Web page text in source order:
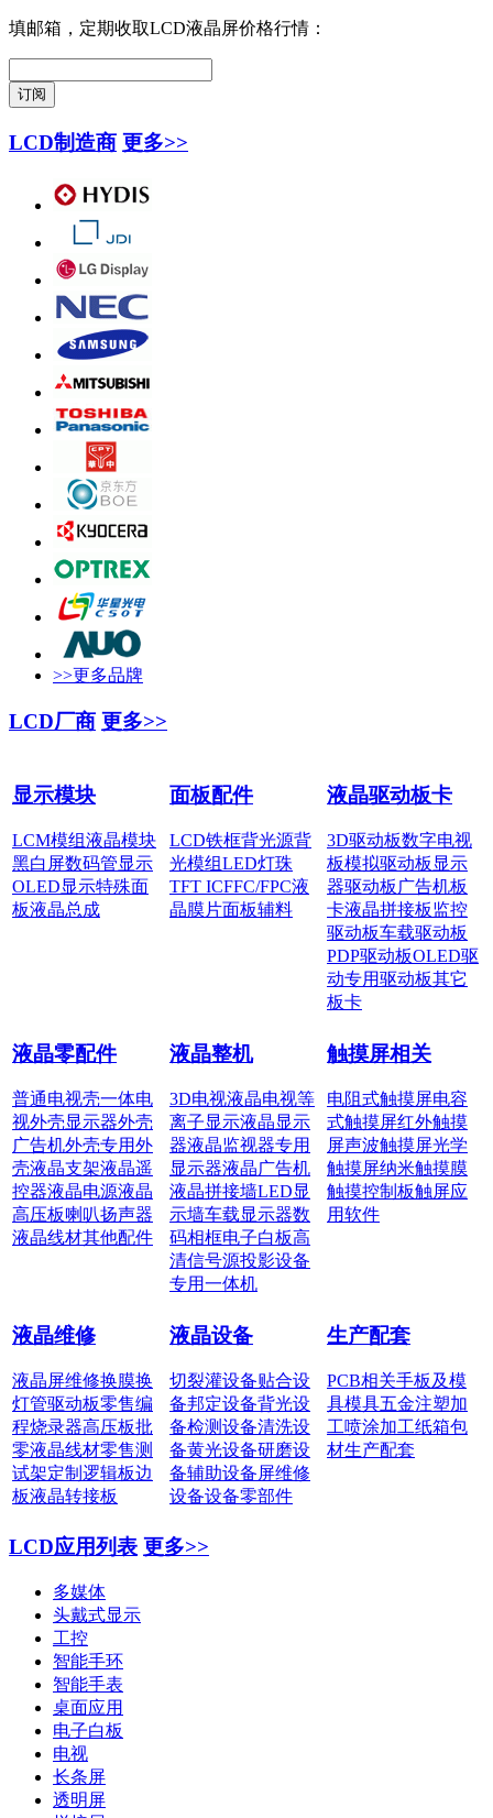
填邮箱，定期收取LCD液晶屏价格行情：
LCD制造商 更多>>
>>更多品牌
LCD厂商 更多>>
显示模块
LCM模组液晶模块
黑白屏数码管显示
OLED显示特殊面
板液晶总成
面板配件
LCD铁框背光源背
光模组LED灯珠
TFT ICFFC/FPC液
晶膜片面板辅料
液晶驱动板卡
3D驱动板数字电视
板模拟驱动板 显示
器驱动板广告机板
卡液晶拼接板监控
驱动板车载驱动板
PDP驱动板OLED驱
动专用驱动板其它
板卡
液晶零配件
普通电视壳一体电
视外壳显示器外壳
广告机外壳专用外
壳液晶支架液晶遥
控器液晶电源液晶
高压板喇叭扬声器
液晶线材其他配件
液晶整机
3D电视液晶电视等
离子显示液晶显示
器液晶监视器专用
显示器液晶广告机
液晶拼接墙LED显
示墙车载显示器数
码相框电子白板高
清信号源投影设备
专用一体机
触摸屏相关
电阻式触摸屏电容
式触摸屏红外触摸
屏声波触摸屏光学
触摸屏纳米触摸膜
触摸控制板触屏应
用软件
液晶维修
液晶屏维修换膜换
灯管驱动板零售编
程烧录器高压板批
零液晶线材零售测
试架定制 逻辑板边
板液晶转接板
液晶设备
切裂灌设备贴合设
备邦定设备背光设
备检测设备清洗设
备黄光设备研磨设
备辅助设备屏维修
设备设备零部件
生产配套
PCB相关手板及模
具模具五金注塑加
工喷涂加工纸箱包
材生产配套
LCD应用列表 更多>>
多媒体
头戴式显示
工控
智能手环
智能手表
桌面应用
电子白板
电视
长条屏
透明屏